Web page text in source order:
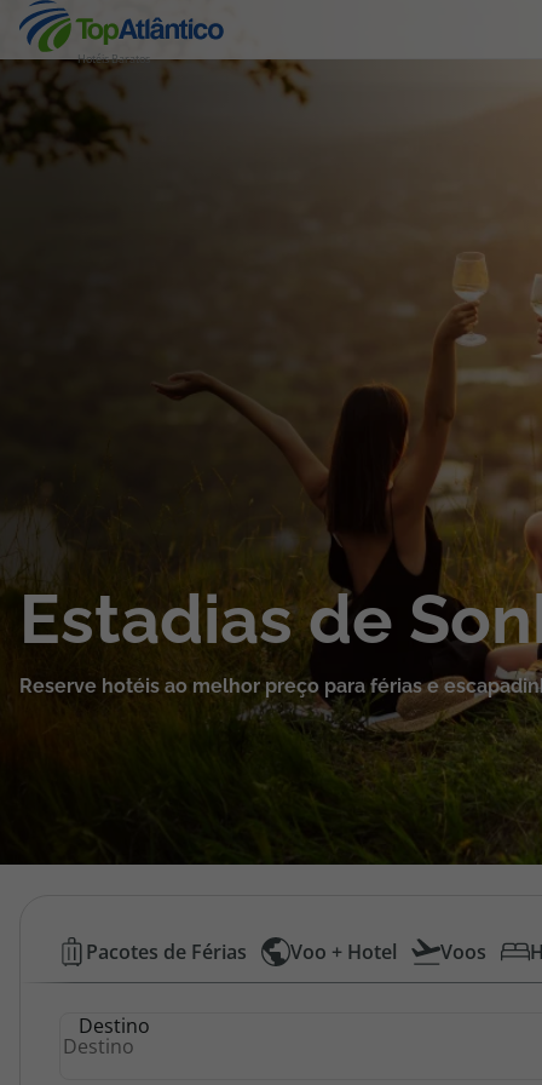
Hotéis Baratos
Destinos
Pacotes de Férias
Cruzeiros
Promoções
Área de Cliente
Estadias de
Reserve hotéis ao melhor preço para férias e
Hotéis
Baratos
Pacotes de Férias Voo + Hotel Voos
Destino